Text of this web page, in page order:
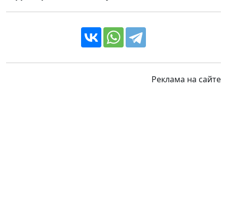
Реклама на сайте